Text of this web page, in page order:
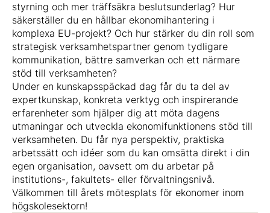
styrning och mer träffsäkra beslutsunderlag? Hur
säkerställer du en hållbar ekonomihantering i
komplexa EU-projekt? Och hur stärker du din roll som
strategisk verksamhetspartner genom tydligare
kommunikation, bättre samverkan och ett närmare
stöd till verksamheten?
Under en kunskapsspäckad dag får du ta del av
expertkunskap, konkreta verktyg och inspirerande
erfarenheter som hjälper dig att möta dagens
utmaningar och utveckla ekonomifunktionens stöd till
verksamheten. Du får nya perspektiv, praktiska
arbetssätt och idéer som du kan omsätta direkt i din
egen organisation, oavsett om du arbetar på
institutions-, fakultets- eller förvaltningsnivå.
Välkommen till årets mötesplats för ekonomer inom
högskolesektorn!